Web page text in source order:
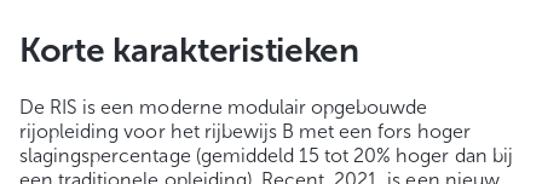
Korte karakteristieken
De RIS is een moderne modulair opgebouwde
rijopleiding voor het rijbewijs B met een fors hoger
slagingspercentage (gemiddeld 15 tot 20% hoger dan bij